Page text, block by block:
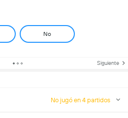
No
Siguiente
No jugó en 4 partidos